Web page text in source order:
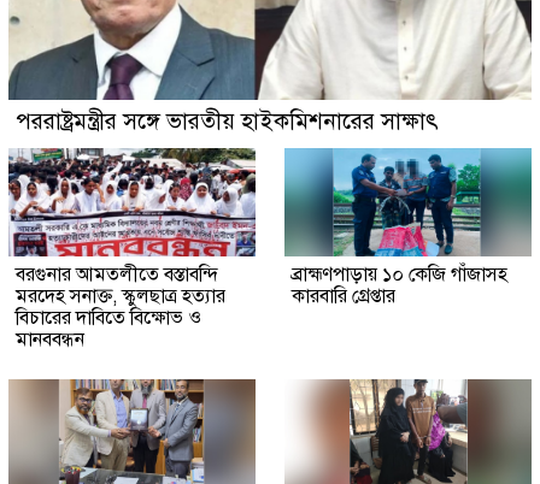
পররাষ্ট্রমন্ত্রীর সঙ্গে ভারতীয় হাইকমিশনারের সাক্ষাৎ
বরগুনার আমতলীতে বস্তাবন্দি
মরদেহ সনাক্ত, স্কুলছাত্র হত্যার
বিচারের দাবিতে বিক্ষোভ ও
মানববন্ধন
​ব্রাহ্মণপাড়ায় ১০ কেজি গাঁজাসহ
কারবারি গ্রেপ্তার